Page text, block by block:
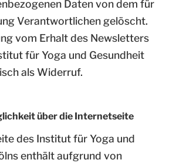
Daten von dem für
Verantwortlichen gelöscht.
vom Erhalt des Newsletters
für Yoga und Gesundheit
als Widerruf.
über die Internetseite
des Institut für Yoga und
enthält aufgrund von